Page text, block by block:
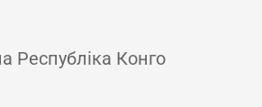
Республіка Конго